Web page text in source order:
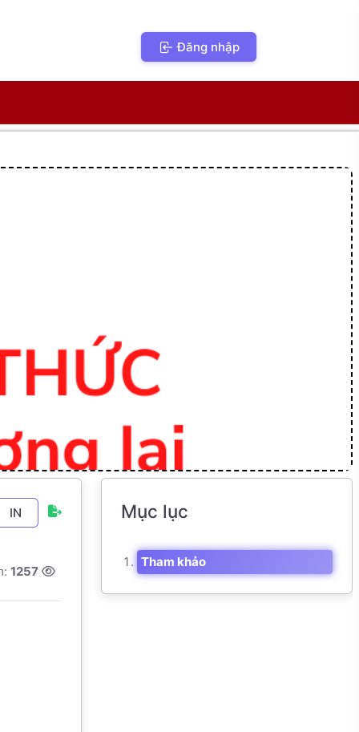
Đăng nhập
IN
1257
Mục lục
Tham khảo